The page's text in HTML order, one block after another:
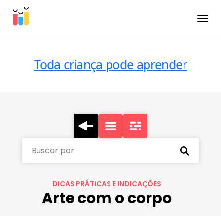
Toda criança pode aprender
Buscar por
DICAS PRÁTICAS E INDICAÇÕES
Arte com o corpo